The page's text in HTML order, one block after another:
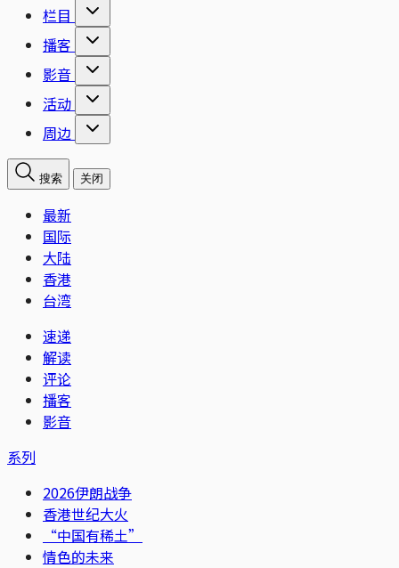
栏目
播客
影音
活动
周边
搜索 关闭
最新
国际
大陆
香港
台湾
速递
解读
评论
播客
影音
系列
2026伊朗战争
香港世纪大火
“中国有稀土”
情色的未来